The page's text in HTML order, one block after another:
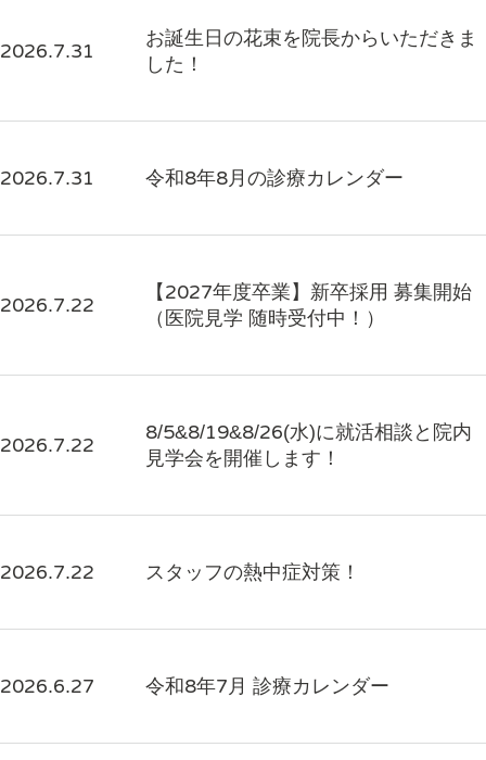
2026.7.31
お誕生日の花束を院長からいただきま
した！
2026.7.31 令和8年8月の診療カレンダー
2026.7.22
【2027年度卒業】新卒採用 募集開始
（医院見学 随時受付中！）
2026.7.22
8/5&8/19&8/26(水)に就活相談と院内
見学会を開催します！
2026.7.22 スタッフの熱中症対策！
2026.6.27 令和8年7月 診療カレンダー